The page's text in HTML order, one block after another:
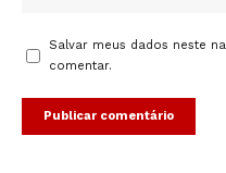
Salvar meus dados neste
comentar.